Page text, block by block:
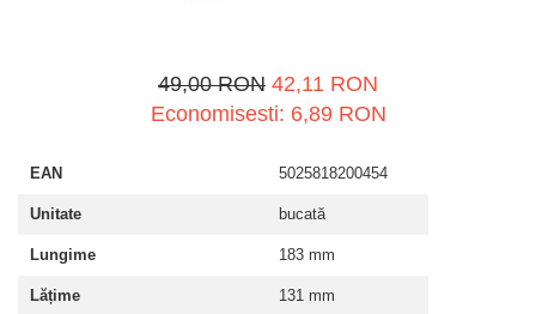
49,00 RON 42,11 RON
Economisesti: 6,89 RON
EAN 5025818200454
Unitate bucată
Lungime 183 mm
Lățime 131 mm